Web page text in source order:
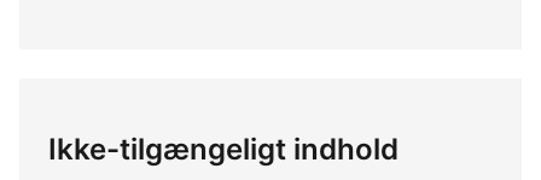
Ikke-tilgængeligt indhold